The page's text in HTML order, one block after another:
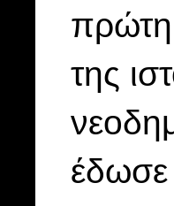
πρώτη
της
έδωσε